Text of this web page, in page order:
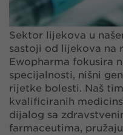
Sektor lijekova u
sastoji od lijekova na
Ewopharma fokusira
specijalnosti, nišni
rijetke bolesti. Naš
kvalificiranih
dijalog sa
farmaceutima,